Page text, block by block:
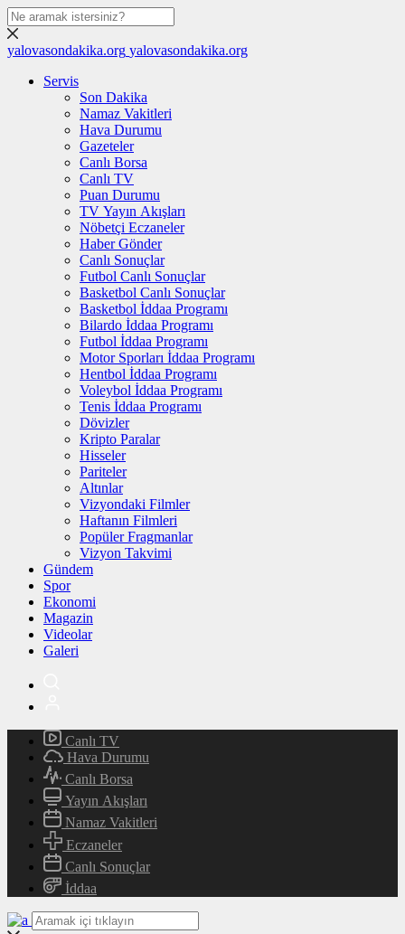
yalovasondakika.org yalovasondakika.org
Servis
Son Dakika
Namaz Vakitleri
Hava Durumu
Gazeteler
Canlı Borsa
Canlı TV
Puan Durumu
TV Yayın Akışları
Nöbetçi Eczaneler
Haber Gönder
Canlı Sonuçlar
Futbol Canlı Sonuçlar
Basketbol Canlı Sonuçlar
Basketbol İddaa Programı
Bilardo İddaa Programı
Futbol İddaa Programı
Motor Sporları İddaa Programı
Hentbol İddaa Programı
Voleybol İddaa Programı
Tenis İddaa Programı
Dövizler
Kripto Paralar
Hisseler
Pariteler
Altınlar
Vizyondaki Filmler
Haftanın Filmleri
Popüler Fragmanlar
Vizyon Takvimi
Gündem
Spor
Ekonomi
Magazin
Videolar
Galeri
Canlı TV
Hava Durumu
Canlı Borsa
Yayın Akışları
Namaz Vakitleri
Eczaneler
Canlı Sonuçlar
İddaa